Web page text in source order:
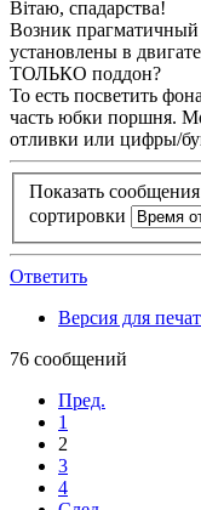
Вітаю, спадарства!
Возник прагматичный
установлены в
ТОЛЬКО поддон?
То есть посветить
часть юбки поршня.
отливки или цифры/
Показать сообщения
сортировки
Ответить
Версия для
76 сообщений
Пред.
1
2
3
4